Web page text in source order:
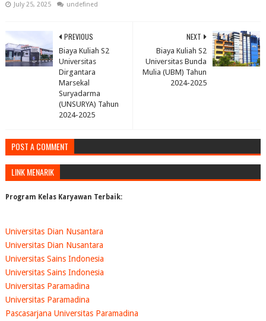
July 25, 2025 undefined
NEXT
Biaya Kuliah S2
Universitas Bunda
Mulia (UBM) Tahun
2024-2025
PREVIOUS
Biaya Kuliah S2
Universitas
Dirgantara
Marsekal
Suryadarma
(UNSURYA) Tahun
2024-2025
POST A COMMENT
LINK MENARIK
Program Kelas Karyawan Terbaik:
Universitas Dian Nusantara
Universitas Dian Nusantara
Universitas Sains Indonesia
Universitas Sains Indonesia
Universitas Paramadina
Universitas Paramadina
Pascasarjana Universitas Paramadina